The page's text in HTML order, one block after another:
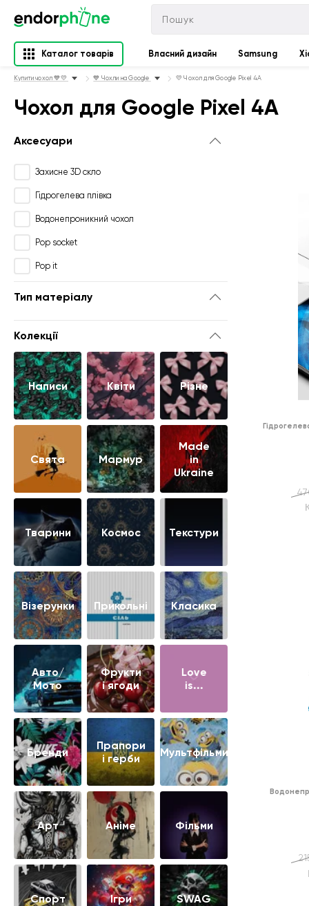
Каталог товарів Власний дизайн Samsung
Купити чохол 💙💛 💙 Чохли на Google 💛 Чохол для Google Pixel 4A
Чохол для Google Pixel 4A
Аксесуари
Захисне 3D скло
Гідрогелева плівка
Водонепроникний чохол
Pop socket
Pop it
Тип матеріалу
Колекції
Написи Квіти Різне
Свята Мармур
Made
in
Ukraine
Тварини Космос Текстури
Візерунки Прикольні Класика
Авто/
Мото
Фрукти
і ягоди
Love
is...
Бренди
Прапори
і герби
Мультфільми
Арт Аніме Фільми
Cпорт Ігри SWAG